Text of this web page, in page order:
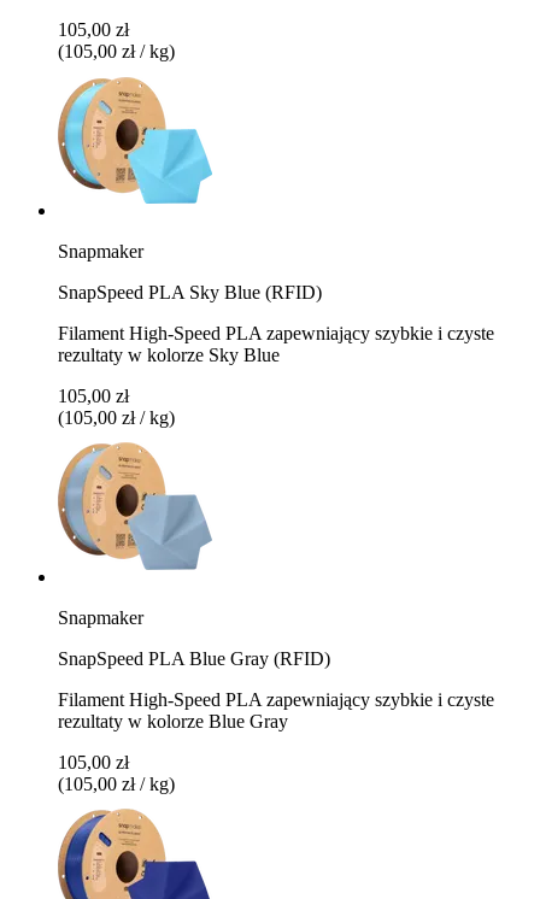
105,00 zł
(105,00 zł / kg)
Snapmaker
SnapSpeed PLA Sky Blue (RFID)
Filament High-Speed PLA zapewniający szybkie i czyste
rezultaty w kolorze Sky Blue
105,00 zł
(105,00 zł / kg)
Snapmaker
SnapSpeed PLA Blue Gray (RFID)
Filament High-Speed PLA zapewniający szybkie i czyste
rezultaty w kolorze Blue Gray
105,00 zł
(105,00 zł / kg)